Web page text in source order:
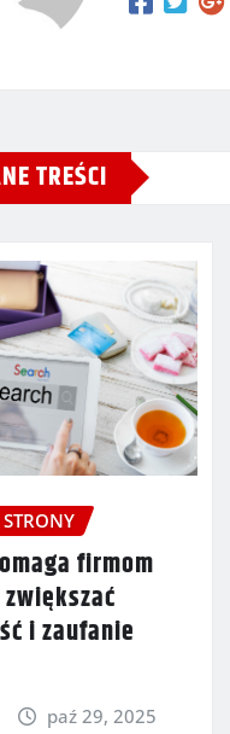
TREŚCI
firmom
i zaufanie
paź 29, 2025